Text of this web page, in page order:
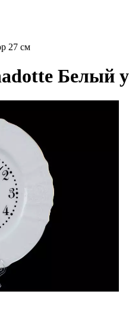
27 см
Белый